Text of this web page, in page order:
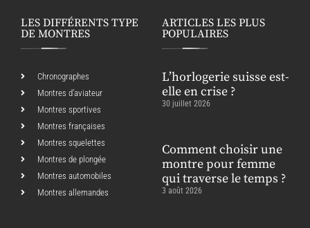
LES DIFFÉRENTS TYPE
DE MONTRES
Chronographes
Montres d’aviateur
Montres sportives
Montres françaises
Montres squelettes
Montres de plongée
Montres automobiles
Montres allemandes
ARTICLES LES PLUS
POPULAIRES
L’horlogerie suisse est-
elle en crise ?
30 juillet 2026
Comment choisir une
montre pour femme
qui traverse le temps ?
3 août 2026